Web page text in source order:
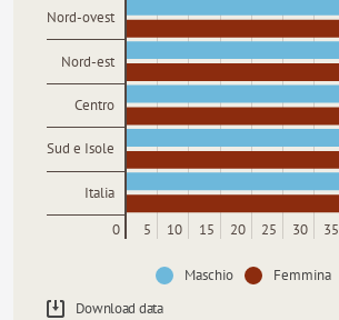
Nord-ovest
Nord-est
Centro
Sud e Isole
Italia
0 5 10 15 20 25 30 35
Maschio
Femmina
Download data